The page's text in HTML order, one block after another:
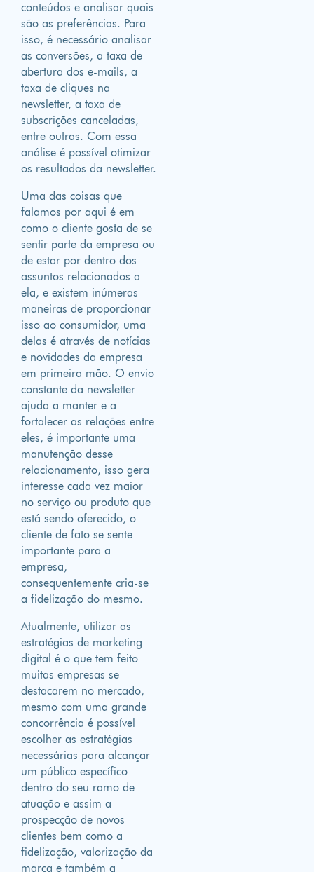
conteúdos e analisar quais
são as preferências. Para
isso, é necessário analisar
as conversões, a taxa de
abertura dos e-mails, a
taxa de cliques na
newsletter, a taxa de
subscrições canceladas,
entre outras. Com essa
análise é possível otimizar
os resultados da newsletter.
Uma das coisas que
falamos por aqui é em
como o cliente gosta de se
sentir parte da empresa ou
de estar por dentro dos
assuntos relacionados a
ela, e existem inúmeras
maneiras de proporcionar
isso ao consumidor, uma
delas é através de notícias
e novidades da empresa
em primeira mão. O envio
constante da newsletter
ajuda a manter e a
fortalecer as relações entre
eles, é importante uma
manutenção desse
relacionamento, isso gera
interesse cada vez maior
no serviço ou produto que
está sendo oferecido, o
cliente de fato se sente
importante para a
empresa,
consequentemente cria-se
a fidelização do mesmo.
Atualmente, utilizar as
estratégias de marketing
digital é o que tem feito
muitas empresas se
destacarem no mercado,
mesmo com uma grande
concorrência é possível
escolher as estratégias
necessárias para alcançar
um público específico
dentro do seu ramo de
atuação e assim a
prospecção de novos
clientes bem como a
fidelização, valorização da
marca e também a